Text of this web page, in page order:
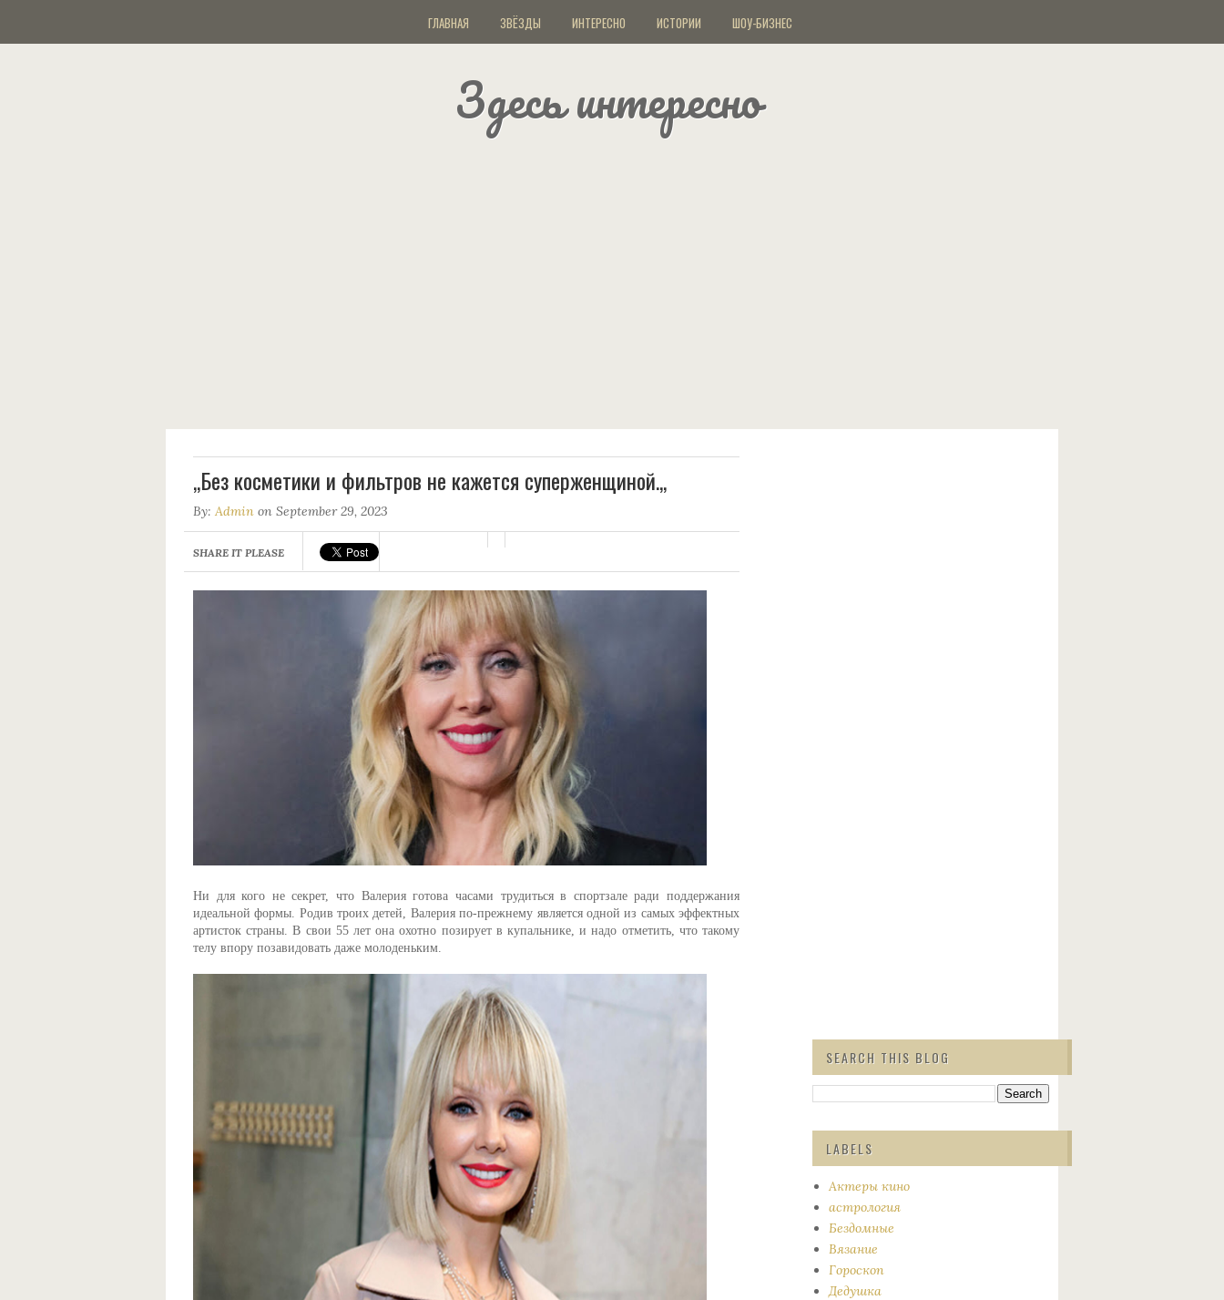
ГЛАВНАЯ ЗВЁЗДЫ ИНТЕРЕСНО ИСТОРИИ ШОУ-БИЗНЕС
Здесь интересно
,,Без косметики и фильтров не кажется суперженщиной.,,
By: Admin on September 29, 2023
SHARE IT PLEASE
Ни для кого не секрет, что Валерия готова часами трудиться в спортзале ради поддержания
идеальной формы. Родив троих детей, Валерия по-прежнему является одной из самых эффектных
артисток страны. В свои 55 лет она охотно позирует в купальнике, и надо отметить, что такому
телу впору позавидовать даже молоденьким.
SEARCH THIS BLOG
LABELS
Актеры кино
астрология
Бездомные
Вязание
Гороскоп
Дедушка